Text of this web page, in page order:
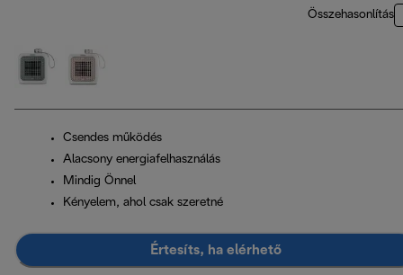
Összehasonlítás
Csendes működés
Alacsony energiafelhasználás
Mindig Önnel
Kényelem, ahol csak szeretné
Értesíts, ha elérhető